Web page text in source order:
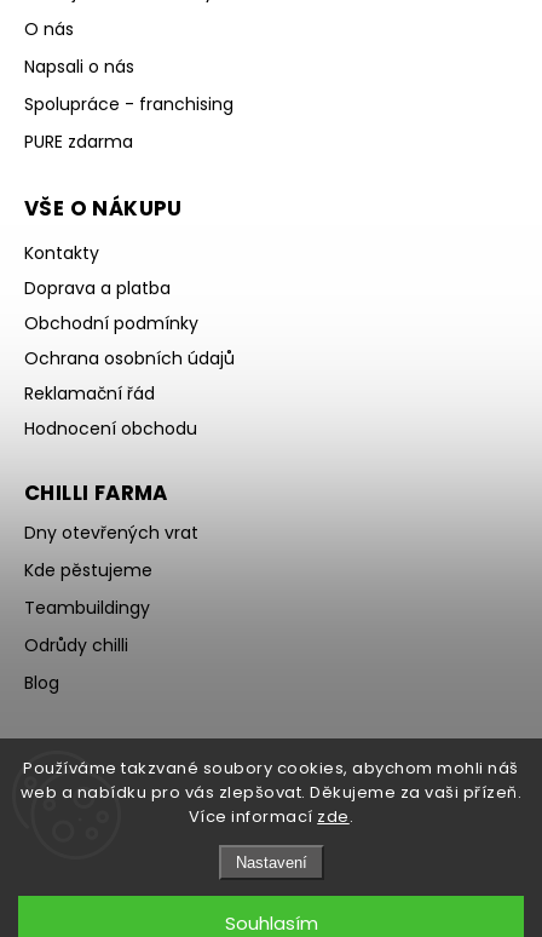
Používáme takzvané soubory cookies, abychom mohli náš
web a nabídku pro vás zlepšovat. Děkujeme za vaši přízeň.
Více informací zde.
Nastavení
Souhlasím
O nás
Napsali o nás
Spolupráce - franchising
PURE zdarma
VŠE O NÁKUPU
Kontakty
Doprava a platba
Obchodní podmínky
Ochrana osobních údajů
Reklamační řád
Hodnocení obchodu
CHILLI FARMA
Dny otevřených vrat
Kde pěstujeme
Teambuildingy
Odrůdy chilli
Blog